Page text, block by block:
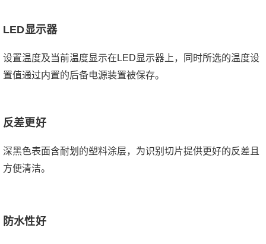
LED显示器
设置温度及当前温度显示在LED显示器上，同时所选的温度设
置值通过内置的后备电源装置被保存。
反差更好
深黑色表面含耐划的塑料涂层，为识别切片提供更好的反差且
方便清洁。
防水性好